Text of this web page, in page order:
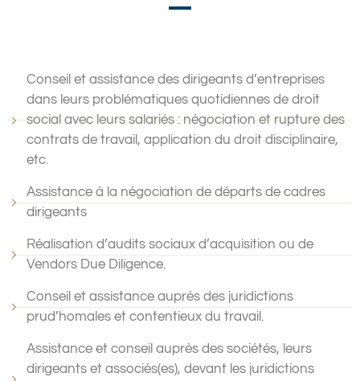
Conseil et assistance des dirigeants d’entreprises
dans leurs problématiques quotidiennes de droit
social avec leurs salariés : négociation et rupture des
contrats de travail, application du droit disciplinaire,
etc.
Assistance à la négociation de départs de cadres
dirigeants
Réalisation d’audits sociaux d’acquisition ou de
Vendors Due Diligence.
Conseil et assistance auprès des juridictions
prud’homales et contentieux du travail.
Assistance et conseil auprès des sociétés, leurs
dirigeants et associés(es), devant les juridictions